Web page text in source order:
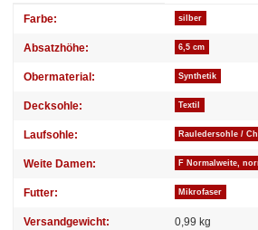
Produkteigenschaft
Wert
Farbe: silber
Absatzhöhe: 6,5 cm
Obermaterial: Synthetik
Decksohle: Textil
Laufsohle: Rauledersohle /
Weite Damen: F Normalweite,
Futter: Mikrofaser
Versandgewicht: 0,99 kg